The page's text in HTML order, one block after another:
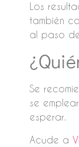
Los
también
al paso
Se
se
esperar.
Acude a